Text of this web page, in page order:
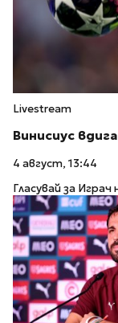
Livestream
Винисиус
4 август, 13:44
Гласувай за